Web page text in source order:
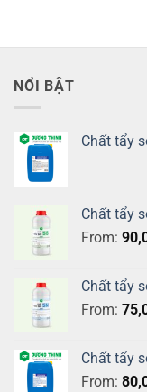
NỔI BẬT
Chất tẩy
Chất tẩy
From:
Chất tẩy
From:
Chất tẩy
From: